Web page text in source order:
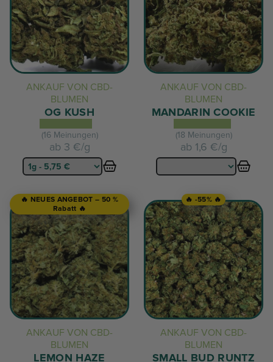
ANKAUF VON CBD-
BLUMEN
OG KUSH
(16 Meinungen)
ab 3 €/g
ANKAUF VON CBD-
BLUMEN
MANDARIN COOKIE
(18 Meinungen)
ab 1,6 €/g
🔥 NEUES ANGEBOT – 50 %
Rabatt 🔥
ANKAUF VON CBD-
BLUMEN
LEMON HAZE
🔥 -55% 🔥
ANKAUF VON CBD-
BLUMEN
SMALL BUD RUNTZ